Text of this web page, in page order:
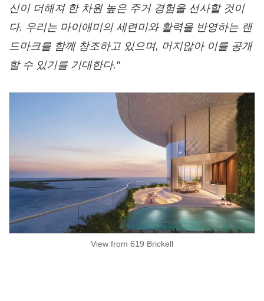
신이 더해져 한 차원 높은 주거 경험을 선사할 것이
다. 우리는 마이애미의 세련미와 활력을 반영하는 랜
드마크를 함께 창조하고 있으며, 머지않아 이를 공개
할 수 있기를 기대한다."
View from 619 Brickell